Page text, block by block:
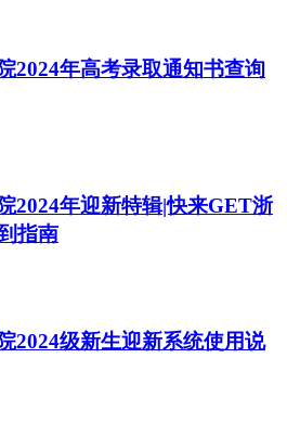
2024年高考录取通知书查询
2024年迎新特辑|快来GET浙
指南
2024级新生迎新系统使用说